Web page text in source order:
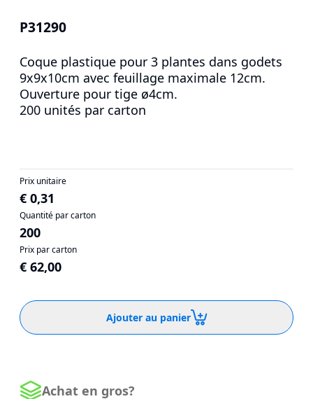
P31290
Coque plastique pour 3 plantes dans godets
9x9x10cm avec feuillage maximale 12cm.
Ouverture pour tige ø4cm.
200 unités par carton
Prix unitaire
€ 0,31
Quantité par carton
200
Prix par carton
€ 62,00
Ajouter au panier
Achat en gros?